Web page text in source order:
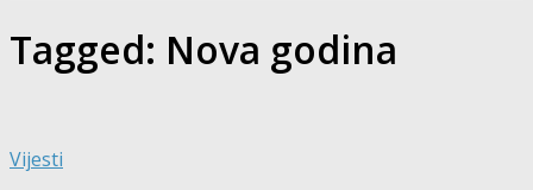
Tagged: Nova godina
Vijesti